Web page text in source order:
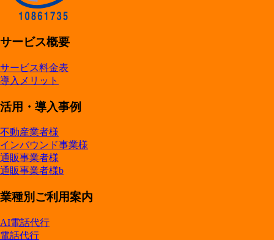
サービス概要
サービス料金表
導入メリット
活用・導入事例
不動産業者様
インバウンド事業様
通販事業者様
通販事業者様b
業種別ご利用案内
AI電話代行
電話代行